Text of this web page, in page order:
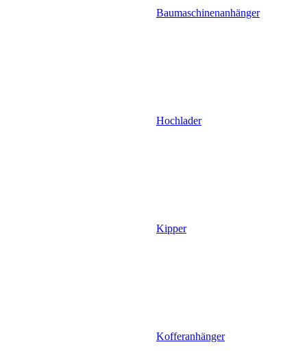
Baumaschinenanhänger
Hochlader
Kipper
Kofferanhänger